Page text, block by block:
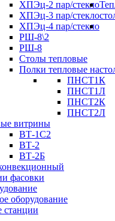
ХПЭц-2 пар/стекло
ХПЭц-3 пар/стекло
ХПЭц-4 пар/стекло
РШ-8\2
РШ-8
Столы тепловые
Полки тепловые
ПНСТ1К
ПНСТ1Л
ПНСТ2К
ПНСТ2Л
витрины
ВТ-1С2
ВТ-2
ВТ-2Б
фасовки
оборудование
станции